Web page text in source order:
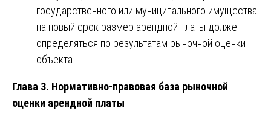
государственного или муниципального имущества
на новый срок размер арендной платы должен
определяться по результатам рыночной оценки
объекта.
Глава 3. Нормативно-правовая база рыночной
оценки арендной платы